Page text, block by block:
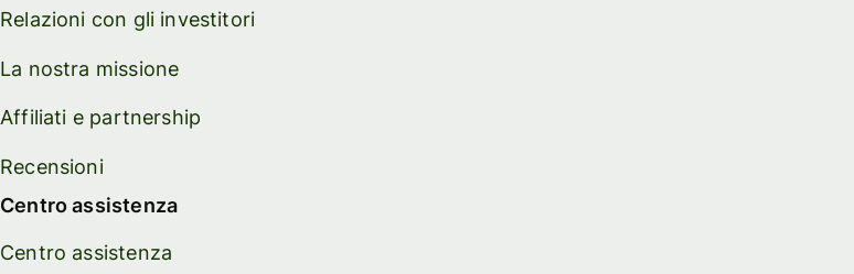
Relazioni con gli investitori
La nostra missione
Affiliati e partnership
Recensioni
Centro assistenza
Centro assistenza